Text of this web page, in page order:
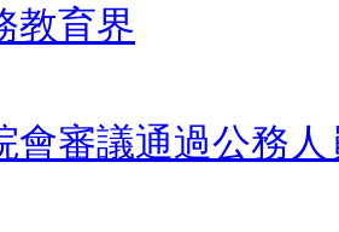
教育界
會審議通過公務